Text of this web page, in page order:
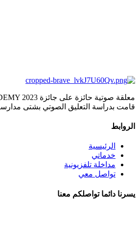
معلقة صوتية حائزة على جائزة MBC ACADEMY 2023
قامت بدراسة التعليق الصوتي بشتى
الروابط
الرئيسية
خدماتي
مداخلة تلفزيونية
تواصل معي
يسرنا دائما تواصلكم معنا